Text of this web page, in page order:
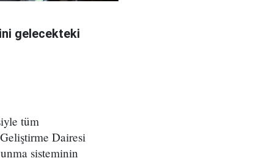
gelecekteki
tüm
Dairesi
sisteminin